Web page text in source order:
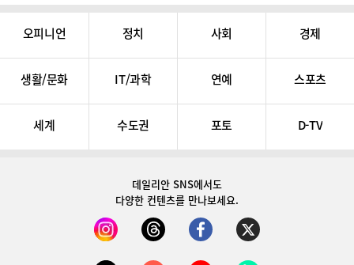
오피니언 정치 사회 경제
생활/문화 IT/과학 연예 스포츠
세계 수도권 포토 D-TV
데일리안 SNS에서도
다양한 컨텐츠를 만나보세요.